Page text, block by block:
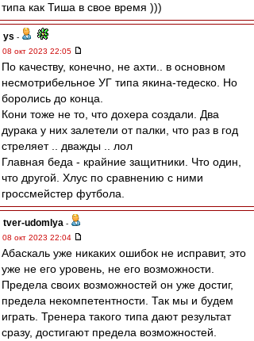
типа как Тиша в свое время )))
ys -
08 окт 2023 22:05
По качеству, конечно, не ахти.. в основном
несмотрибельное УГ типа якина-тедеско. Но
боролись до конца.
Кони тоже не то, что дохера создали. Два
дурака у них залетели от палки, что раз в год
стреляет .. дважды .. лол
Главная беда - крайние защитники. Что один,
что другой. Хлус по сравнению с ними
гроссмейстер футбола.
tver-udomlya -
08 окт 2023 22:04
Абаскаль уже никаких ошибок не исправит, это
уже не его уровень, не его возможности.
Предела своих возможностей он уже достиг,
предела некомпетентности. Так мы и будем
играть. Тренера такого типа дают результат
сразу, достигают предела возможностей.